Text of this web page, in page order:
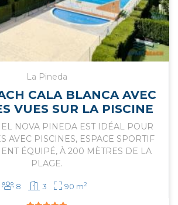
La Pineda
CALA BLANCA AVEC
VUES SUR LA PISCINE
NOVA PINEDA EST IDÉAL POUR
AVEC PISCINES, ESPACE SPORTIF
ÉQUIPÉ, À 200 MÈTRES DE LA
PLAGE.
8 3 90 m2